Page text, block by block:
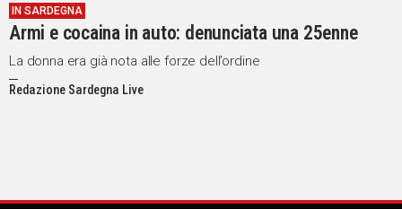
SULCIS
GALLURA
OGLIASTRA
MEDIO
POLITICA
IN SARDEGNA
Armi e cocaina in auto: denunciata una 25enne
La donna era già nota alle forze dell’ordine
Redazione Sardegna Live